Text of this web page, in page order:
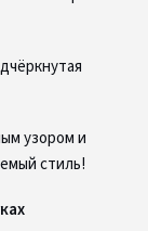
узором и
стиль!